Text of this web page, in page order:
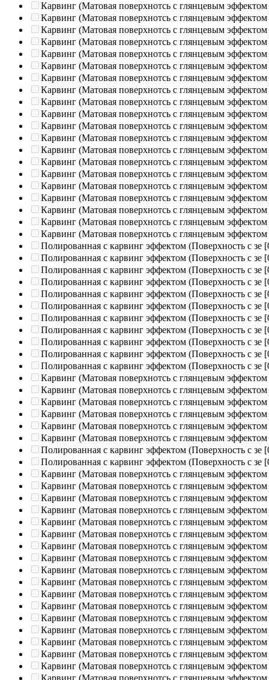
Карвинг (Матовая поверхнотсь с глянцевым эффектом
Карвинг (Матовая поверхнотсь с глянцевым эффектом
Карвинг (Матовая поверхнотсь с глянцевым эффектом
Карвинг (Матовая поверхнотсь с глянцевым эффектом
Карвинг (Матовая поверхнотсь с глянцевым эффектом
Карвинг (Матовая поверхнотсь с глянцевым эффектом
Карвинг (Матовая поверхнотсь с глянцевым эффектом
Карвинг (Матовая поверхнотсь с глянцевым эффектом
Карвинг (Матовая поверхнотсь с глянцевым эффектом
Карвинг (Матовая поверхнотсь с глянцевым эффектом
Карвинг (Матовая поверхнотсь с глянцевым эффектом
Карвинг (Матовая поверхнотсь с глянцевым эффектом
Карвинг (Матовая поверхнотсь с глянцевым эффектом
Карвинг (Матовая поверхнотсь с глянцевым эффектом
Карвинг (Матовая поверхнотсь с глянцевым эффектом
Карвинг (Матовая поверхнотсь с глянцевым эффектом
Карвинг (Матовая поверхнотсь с глянцевым эффектом
Карвинг (Матовая поверхнотсь с глянцевым эффектом
Карвинг (Матовая поверхнотсь с глянцевым эффектом
Карвинг (Матовая поверхнотсь с глянцевым эффектом
Полированная c карвинг эффектом (Поверхность с зе
Полированная c карвинг эффектом (Поверхность с зе
Полированная c карвинг эффектом (Поверхность с зе
Полированная c карвинг эффектом (Поверхность с зе
Полированная c карвинг эффектом (Поверхность с зе
Полированная c карвинг эффектом (Поверхность с зе
Полированная c карвинг эффектом (Поверхность с зе
Полированная c карвинг эффектом (Поверхность с зе
Полированная c карвинг эффектом (Поверхность с зе
Полированная c карвинг эффектом (Поверхность с зе
Полированная c карвинг эффектом (Поверхность с зе
Карвинг (Матовая поверхнотсь с глянцевым эффектом
Карвинг (Матовая поверхнотсь с глянцевым эффектом
Карвинг (Матовая поверхнотсь с глянцевым эффектом
Карвинг (Матовая поверхнотсь с глянцевым эффектом
Карвинг (Матовая поверхнотсь с глянцевым эффектом
Карвинг (Матовая поверхнотсь с глянцевым эффектом
Полированная c карвинг эффектом (Поверхность с зе
Полированная c карвинг эффектом (Поверхность с зе
Карвинг (Матовая поверхнотсь с глянцевым эффектом
Карвинг (Матовая поверхнотсь с глянцевым эффектом
Карвинг (Матовая поверхнотсь с глянцевым эффектом
Карвинг (Матовая поверхнотсь с глянцевым эффектом
Карвинг (Матовая поверхнотсь с глянцевым эффектом
Карвинг (Матовая поверхнотсь с глянцевым эффектом
Карвинг (Матовая поверхнотсь с глянцевым эффектом
Карвинг (Матовая поверхнотсь с глянцевым эффектом
Карвинг (Матовая поверхнотсь с глянцевым эффектом
Карвинг (Матовая поверхнотсь с глянцевым эффектом
Карвинг (Матовая поверхнотсь с глянцевым эффектом
Карвинг (Матовая поверхнотсь с глянцевым эффектом
Карвинг (Матовая поверхнотсь с глянцевым эффектом
Карвинг (Матовая поверхнотсь с глянцевым эффектом
Карвинг (Матовая поверхнотсь с глянцевым эффектом
Карвинг (Матовая поверхнотсь с глянцевым эффектом
Карвинг (Матовая поверхнотсь с глянцевым эффектом